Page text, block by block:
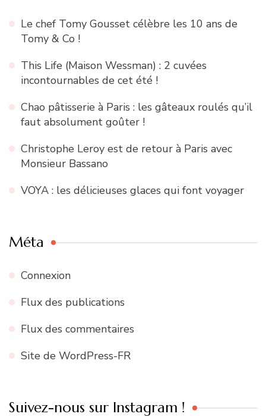
Le chef Tomy Gousset célèbre les 10 ans de
Tomy & Co !
This Life (Maison Wessman) : 2 cuvées
incontournables de cet été !
Chao pâtisserie à Paris : les gâteaux roulés qu’il
faut absolument goûter !
Christophe Leroy est de retour à Paris avec
Monsieur Bassano
VOYA : les délicieuses glaces qui font voyager
Méta
Connexion
Flux des publications
Flux des commentaires
Site de WordPress-FR
Suivez-nous sur Instagram !